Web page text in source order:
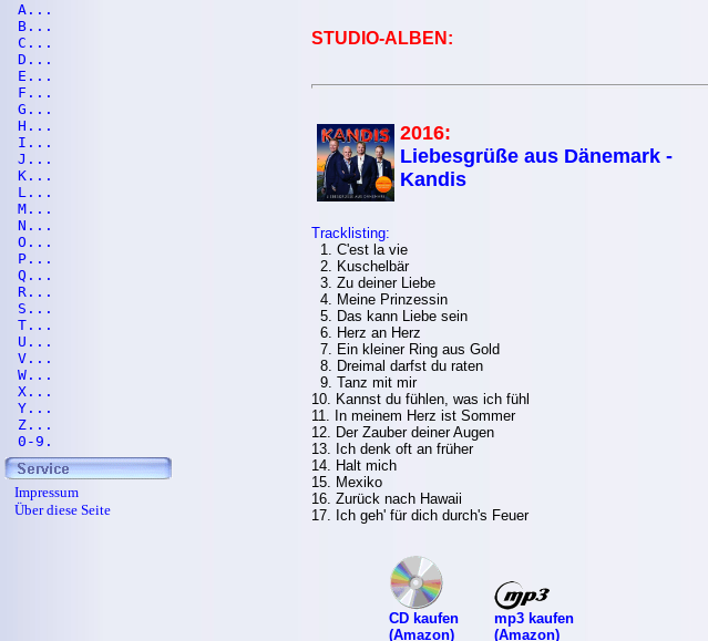
STUDIO-ALBEN:
2016:
Liebesgrüße aus Dänemark -
Kandis
Tracklisting:
1. C'est la vie
2. Kuschelbär
3. Zu deiner Liebe
4. Meine Prinzessin
5. Das kann Liebe sein
6. Herz an Herz
7. Ein kleiner Ring aus Gold
8. Dreimal darfst du raten
9. Tanz mit mir
10. Kannst du fühlen, was ich fühl
11. In meinem Herz ist Sommer
12. Der Zauber deiner Augen
13. Ich denk oft an früher
14. Halt mich
15. Mexiko
16. Zurück nach Hawaii
17. Ich geh' für dich durch's Feuer
CD kaufen
(Amazon)
mp3 kaufen
(Amazon)
A...
B...
C...
D...
E...
F...
G...
H...
I...
J...
K...
L...
M...
N...
O...
P...
Q...
R...
S...
T...
U...
V...
W...
X...
Y...
Z...
0-9.
Impressum
Über diese Seite